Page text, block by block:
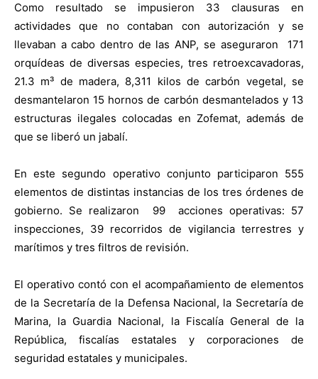
Como resultado se impusieron 33 clausuras en
actividades que no contaban con autorización y se
llevaban a cabo dentro de las ANP, se aseguraron 171
orquídeas de diversas especies, tres retroexcavadoras,
21.3 m³ de madera, 8,311 kilos de carbón vegetal, se
desmantelaron 15 hornos de carbón desmantelados y 13
estructuras ilegales colocadas en Zofemat, además de
que se liberó un jabalí.
En este segundo operativo conjunto participaron 555
elementos de distintas instancias de los tres órdenes de
gobierno. Se realizaron 99 acciones operativas: 57
inspecciones, 39 recorridos de vigilancia terrestres y
marítimos y tres filtros de revisión.
El operativo contó con el acompañamiento de elementos
de la Secretaría de la Defensa Nacional, la Secretaría de
Marina, la Guardia Nacional, la Fiscalía General de la
República, fiscalías estatales y corporaciones de
seguridad estatales y municipales.